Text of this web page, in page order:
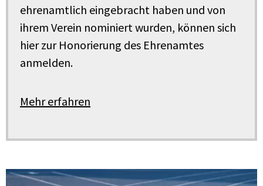
ehrenamtlich eingebracht haben und von
ihrem Verein nominiert wurden, können sich
hier zur Honorierung des Ehrenamtes
anmelden.
Mehr erfahren